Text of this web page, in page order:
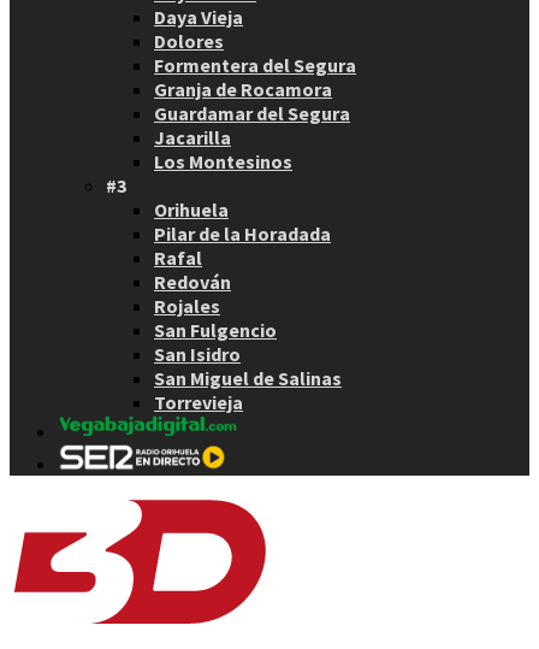
Daya Vieja
Dolores
Formentera del Segura
Granja de Rocamora
Guardamar del Segura
Jacarilla
Los Montesinos
#3
Orihuela
Pilar de la Horadada
Rafal
Redován
Rojales
San Fulgencio
San Isidro
San Miguel de Salinas
Torrevieja